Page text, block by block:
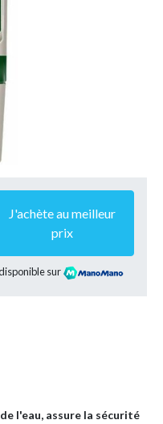
J'achète au meilleur
prix
sur
l'eau, assure la sécurité